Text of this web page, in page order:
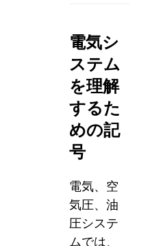
電気シ
ステム
を理解
するた
めの記
号
電気、空
気圧、油
圧システ
ムでは、